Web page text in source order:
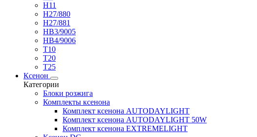
H11
H27/880
H27/881
HB3/9005
HB4/9006
T10
T20
T25
Ксенон
Категории
Блоки розжига
Комплекты ксенона
Комплект ксенона AUTODAYLIGHT
Комплект ксенона AUTODAYLIGHT 50W
Комплект ксенона EXTREMELIGHT